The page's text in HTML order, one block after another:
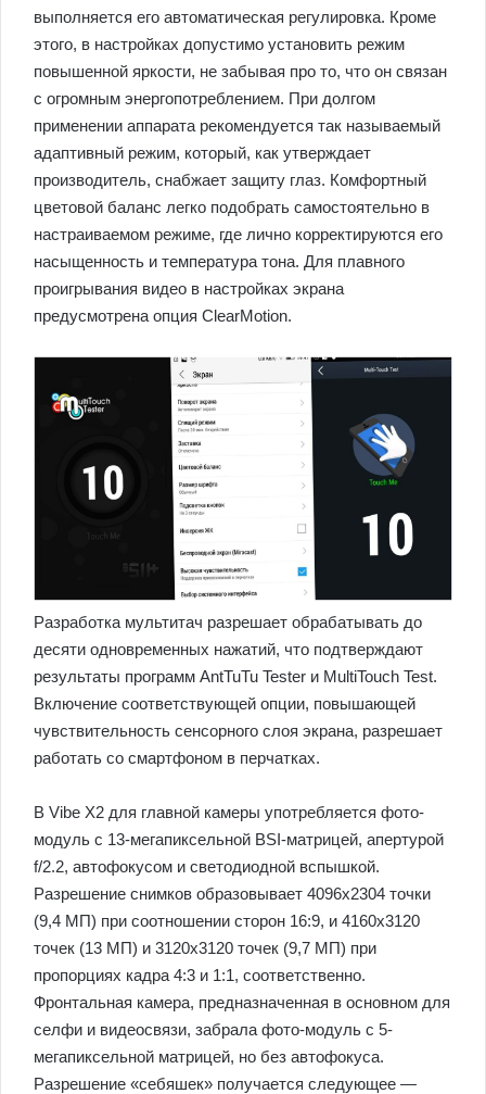
выполняется его автоматическая регулировка. Кроме
этого, в настройках допустимо установить режим
повышенной яркости, не забывая про то, что он связан
с огромным энергопотреблением. При долгом
применении аппарата рекомендуется так называемый
адаптивный режим, который, как утверждает
производитель, снабжает защиту глаз. Комфортный
цветовой баланс легко подобрать самостоятельно в
настраиваемом режиме, где лично корректируются его
насыщенность и температура тона. Для плавного
проигрывания видео в настройках экрана
предусмотрена опция ClearMotion.
Разработка мультитач разрешает обрабатывать до
десяти одновременных нажатий, что подтверждают
результаты программ AntTuTu Tester и MultiTouch Test.
Включение соответствующей опции, повышающей
чувствительность сенсорного слоя экрана, разрешает
работать со смартфоном в перчатках.
В Vibe X2 для главной камеры употребляется фото-
модуль с 13-мегапиксельной BSI-матрицей, апертурой
f/2.2, автофокусом и светодиодной вспышкой.
Разрешение снимков образовывает 4096х2304 точки
(9,4 МП) при соотношении сторон 16:9, и 4160х3120
точек (13 МП) и 3120х3120 точек (9,7 МП) при
пропорциях кадра 4:3 и 1:1, соответственно.
Фронтальная камера, предназначенная в основном для
селфи и видеосвязи, забрала фото-модуль с 5-
мегапиксельной матрицей, но без автофокуса.
Разрешение «себяшек» получается следующее —